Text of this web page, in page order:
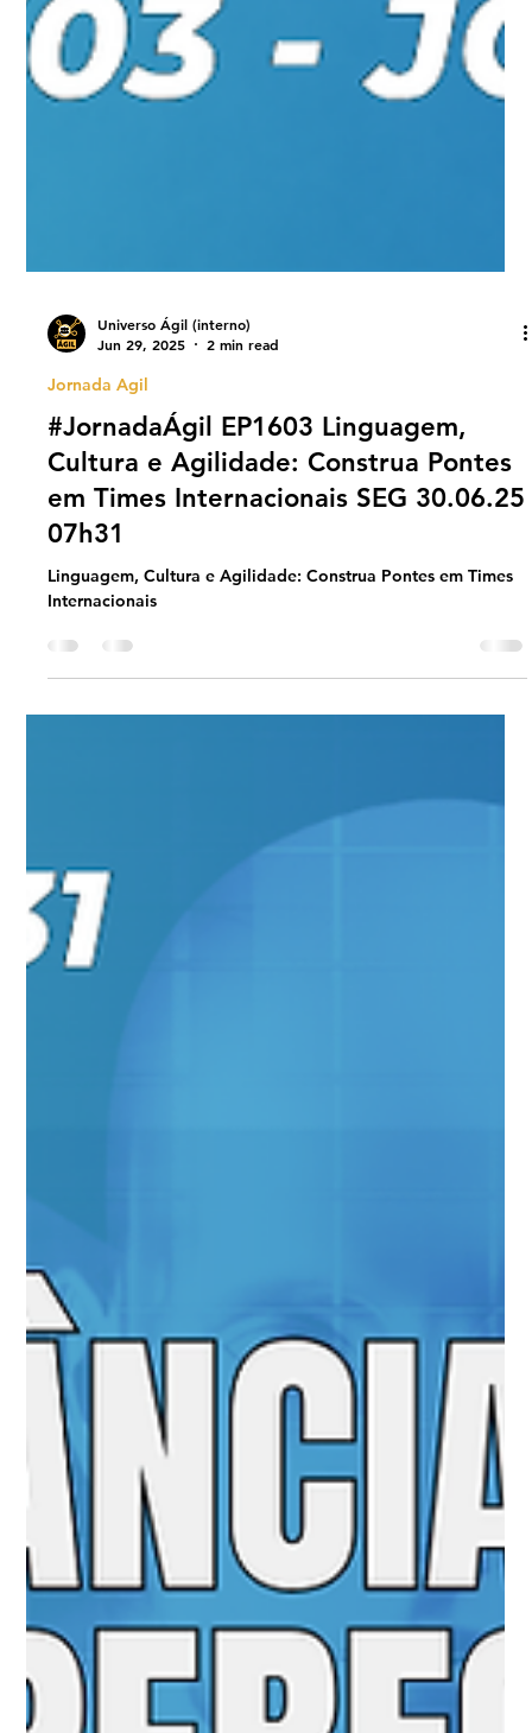
Universo Ágil (interno)
Jun 29, 2025
2 min read
Jornada Agil
#JornadaÁgil EP1603 Linguagem,
Cultura e Agilidade: Construa Pontes
em Times Internacionais SEG 30.06.25
07h31
Linguagem, Cultura e Agilidade: Construa Pontes em Times